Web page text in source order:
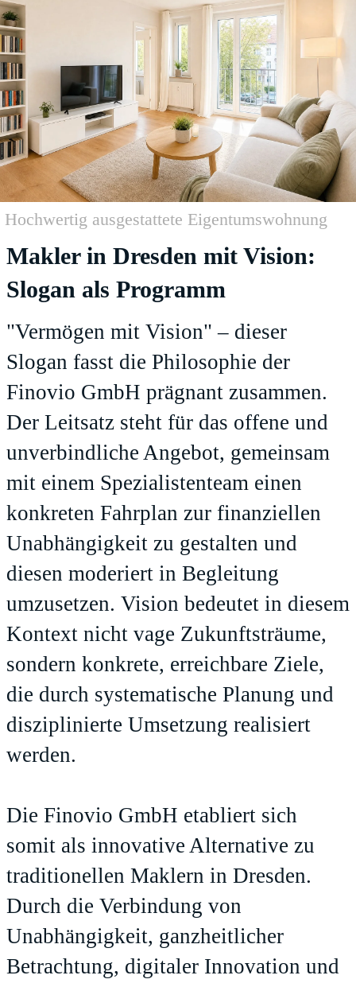
Hochwertig ausgestattete Eigentumswohnung
Makler in Dresden mit Vision:
Slogan als Programm
"Vermögen mit Vision" – dieser
Slogan fasst die Philosophie der
Finovio GmbH prägnant zusammen.
Der Leitsatz steht für das offene und
unverbindliche Angebot, gemeinsam
mit einem Spezialistenteam einen
konkreten Fahrplan zur finanziellen
Unabhängigkeit zu gestalten und
diesen moderiert in Begleitung
umzusetzen. Vision bedeutet in diesem
Kontext nicht vage Zukunftsträume,
sondern konkrete, erreichbare Ziele,
die durch systematische Planung und
disziplinierte Umsetzung realisiert
werden.
Die Finovio GmbH etabliert sich
somit als innovative Alternative zu
traditionellen Maklern in Dresden.
Durch die Verbindung von
Unabhängigkeit, ganzheitlicher
Betrachtung, digitaler Innovation und